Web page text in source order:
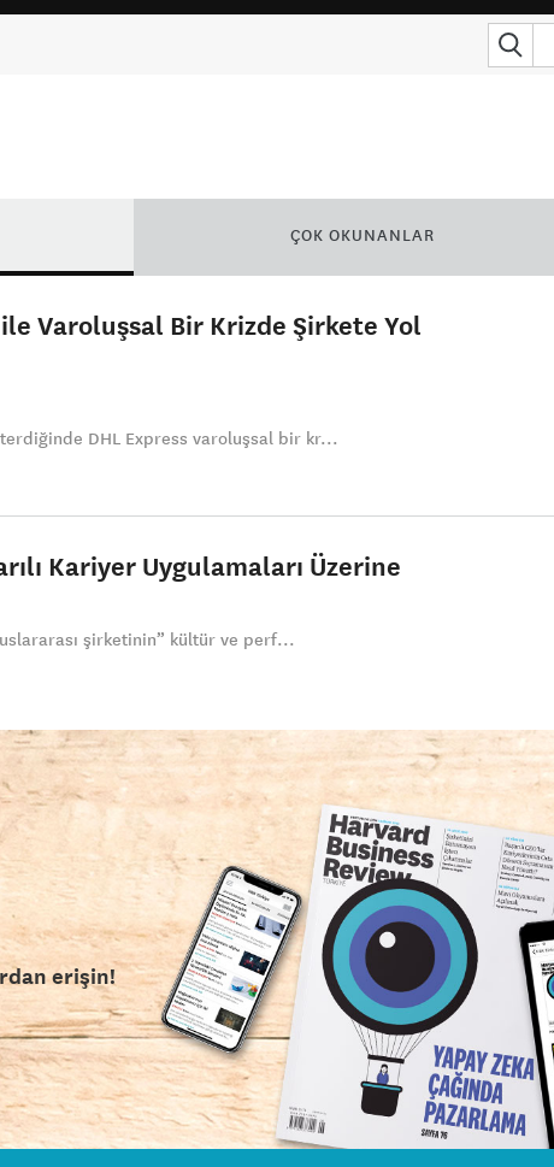
ÇOK OKUNANLAR
ile Varoluşsal Bir Krizde Şirkete Yol
DHL Express varoluşsal bir kr...
Kariyer Uygulamaları Üzerine
şirketinin” kültür ve perf...
erişin!